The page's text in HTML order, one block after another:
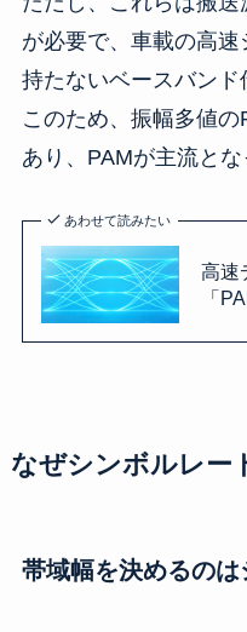
が必要で、車載の高
持たないベースバンド
このため、振幅多値
あり、PAMが主流とな
あわせて読みたい
高速
「
なぜシンボルレー
帯域幅を決めるのは